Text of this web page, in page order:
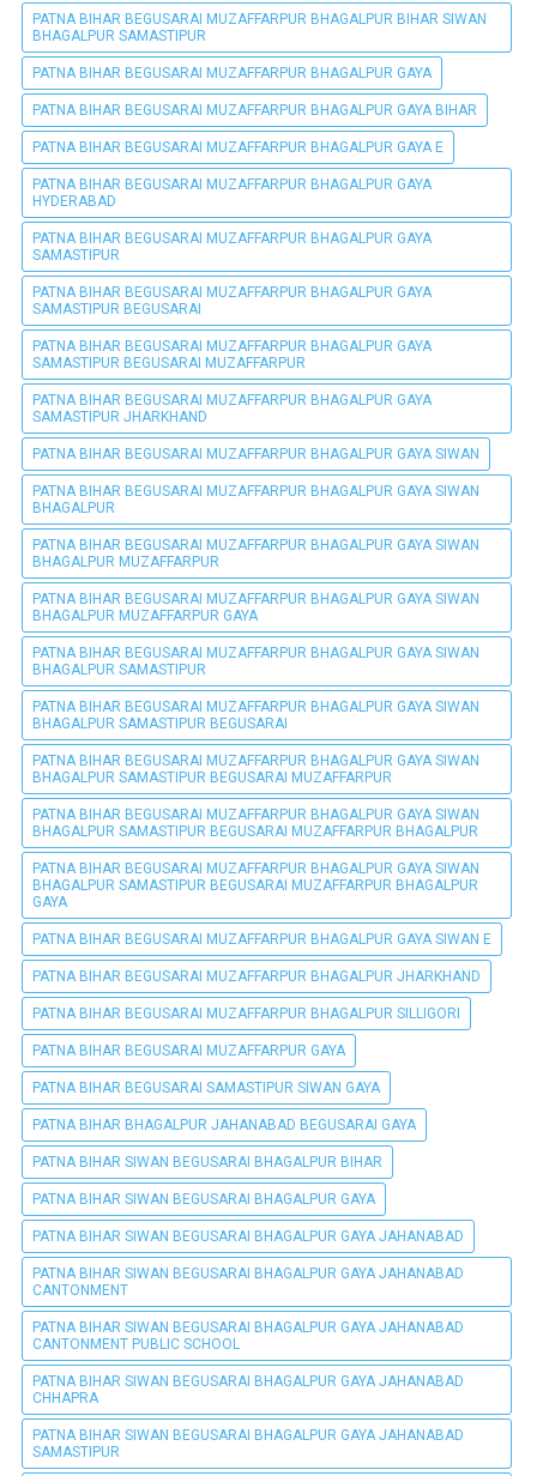
PATNA BIHAR BEGUSARAI MUZAFFARPUR BHAGALPUR BIHAR SIWAN
BHAGALPUR SAMASTIPUR
PATNA BIHAR BEGUSARAI MUZAFFARPUR BHAGALPUR GAYA
PATNA BIHAR BEGUSARAI MUZAFFARPUR BHAGALPUR GAYA BIHAR
PATNA BIHAR BEGUSARAI MUZAFFARPUR BHAGALPUR GAYA E
PATNA BIHAR BEGUSARAI MUZAFFARPUR BHAGALPUR GAYA
HYDERABAD
PATNA BIHAR BEGUSARAI MUZAFFARPUR BHAGALPUR GAYA
SAMASTIPUR
PATNA BIHAR BEGUSARAI MUZAFFARPUR BHAGALPUR GAYA
SAMASTIPUR BEGUSARAI
PATNA BIHAR BEGUSARAI MUZAFFARPUR BHAGALPUR GAYA
SAMASTIPUR BEGUSARAI MUZAFFARPUR
PATNA BIHAR BEGUSARAI MUZAFFARPUR BHAGALPUR GAYA
SAMASTIPUR JHARKHAND
PATNA BIHAR BEGUSARAI MUZAFFARPUR BHAGALPUR GAYA SIWAN
PATNA BIHAR BEGUSARAI MUZAFFARPUR BHAGALPUR GAYA SIWAN
BHAGALPUR
PATNA BIHAR BEGUSARAI MUZAFFARPUR BHAGALPUR GAYA SIWAN
BHAGALPUR MUZAFFARPUR
PATNA BIHAR BEGUSARAI MUZAFFARPUR BHAGALPUR GAYA SIWAN
BHAGALPUR MUZAFFARPUR GAYA
PATNA BIHAR BEGUSARAI MUZAFFARPUR BHAGALPUR GAYA SIWAN
BHAGALPUR SAMASTIPUR
PATNA BIHAR BEGUSARAI MUZAFFARPUR BHAGALPUR GAYA SIWAN
BHAGALPUR SAMASTIPUR BEGUSARAI
PATNA BIHAR BEGUSARAI MUZAFFARPUR BHAGALPUR GAYA SIWAN
BHAGALPUR SAMASTIPUR BEGUSARAI MUZAFFARPUR
PATNA BIHAR BEGUSARAI MUZAFFARPUR BHAGALPUR GAYA SIWAN
BHAGALPUR SAMASTIPUR BEGUSARAI MUZAFFARPUR BHAGALPUR
PATNA BIHAR BEGUSARAI MUZAFFARPUR BHAGALPUR GAYA SIWAN
BHAGALPUR SAMASTIPUR BEGUSARAI MUZAFFARPUR BHAGALPUR
GAYA
PATNA BIHAR BEGUSARAI MUZAFFARPUR BHAGALPUR GAYA SIWAN E
PATNA BIHAR BEGUSARAI MUZAFFARPUR BHAGALPUR JHARKHAND
PATNA BIHAR BEGUSARAI MUZAFFARPUR BHAGALPUR SILLIGORI
PATNA BIHAR BEGUSARAI MUZAFFARPUR GAYA
PATNA BIHAR BEGUSARAI SAMASTIPUR SIWAN GAYA
PATNA BIHAR BHAGALPUR JAHANABAD BEGUSARAI GAYA
PATNA BIHAR SIWAN BEGUSARAI BHAGALPUR BIHAR
PATNA BIHAR SIWAN BEGUSARAI BHAGALPUR GAYA
PATNA BIHAR SIWAN BEGUSARAI BHAGALPUR GAYA JAHANABAD
PATNA BIHAR SIWAN BEGUSARAI BHAGALPUR GAYA JAHANABAD
CANTONMENT
PATNA BIHAR SIWAN BEGUSARAI BHAGALPUR GAYA JAHANABAD
CANTONMENT PUBLIC SCHOOL
PATNA BIHAR SIWAN BEGUSARAI BHAGALPUR GAYA JAHANABAD
CHHAPRA
PATNA BIHAR SIWAN BEGUSARAI BHAGALPUR GAYA JAHANABAD
SAMASTIPUR